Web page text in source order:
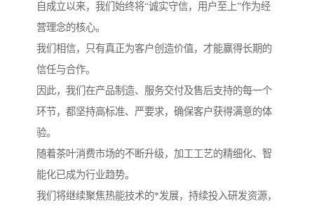
自成立以来，我们始终将“诚实守信，用户至上”作为经
营理念的核心。
我们相信，只有真正为客户创造价值，才能赢得长期的
信任与合作。
因此，我们在产品制造、服务交付及售后支持的每一个
环节，都坚持高标准、严要求，确保客户获得满意的体
验。
随着茶叶消费市场的不断升级，加工工艺的精细化、智
能化已成为行业趋势。
我们将继续聚焦热能技术的*发展，持续投入研发资源，